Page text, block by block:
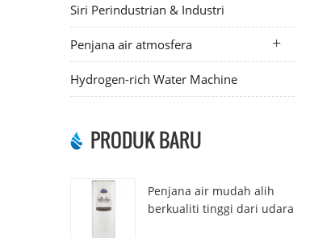
Siri Perindustrian & Industri
Penjana air atmosfera
Hydrogen-rich Water Machine
PRODUK BARU
Penjana air mudah alih
berkualiti tinggi dari udara